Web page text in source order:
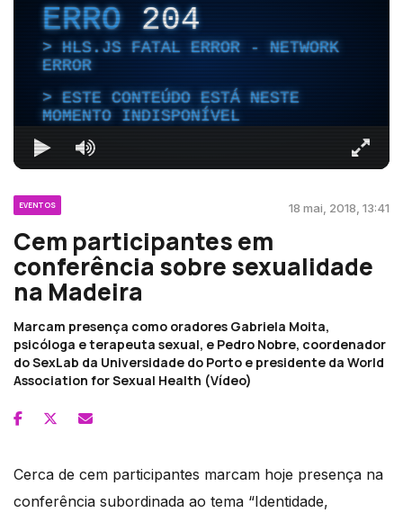
ERRO204
HLS.JS FATAL ERROR - NETWORK
ERROR
ESTE CONTEÚDO ESTÁ NESTE
MOMENTO INDISPONÍVEL
EVENTOS 18 mai, 2018, 13:41
Cem participantes em
conferência sobre sexualidade
na Madeira
Marcam presença como oradores Gabriela Moita,
psicóloga e terapeuta sexual, e Pedro Nobre, coordenador
do SexLab da Universidade do Porto e presidente da World
Association for Sexual Health (Vídeo)
Cerca de cem participantes marcam hoje presença na
conferência subordinada ao tema “Identidade,